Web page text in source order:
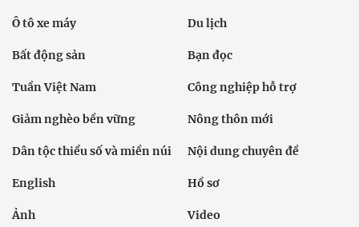
Ô tô xe máy Du lịch
Bất động sản Bạn đọc
Tuần Việt Nam Công nghiệp hỗ trợ
Giảm nghèo bền vững Nông thôn mới
Dân tộc thiểu số và miền núi Nội dung chuyên đề
English Hồ sơ
Ảnh Video